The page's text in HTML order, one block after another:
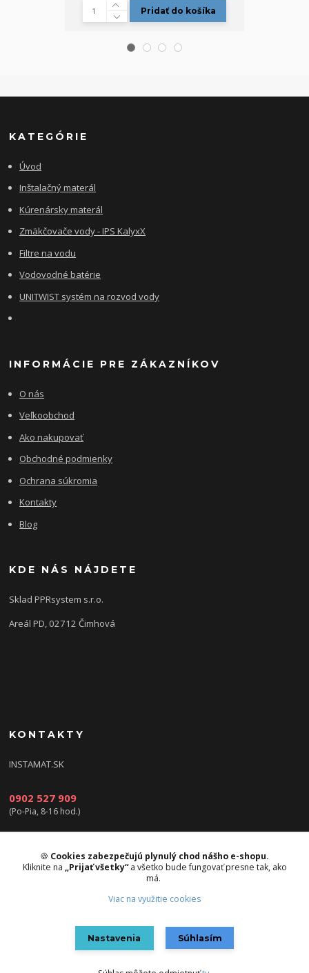
Pridať do košíka
KATEGÓRIE
Úvod
Inštalačný materál
Kúrenársky materál
Zmäkčovače vody - IPS KalyxX
Filtre na vodu
Vodovodné batérie
UNITWIST systém na rozvod vody
INFORMÁCIE PRE ZÁKAZNÍKOV
O nás
Veľkoobchod
Ako nakupovať
Obchodné podmienky
Ochrana súkromia
Kontakty
Blog
KDE NÁS NÁJDETE
Sklad PPRsystem s.r.o.
Areál PD, 02712 Čimhová
KONTAKTY
INSTAMAT.SK
0902 527 909
(Po-Pia, 8-16 hod.)
info@instamat.sk
🍪 Cookies zabezpečujú plynulý chod nášho e-shopu.
Kliknite na „Prijať všetky“a všetko bude fungovať presne tak, ako
má.
Viac na využitie cookies
Nastavenia Súhlasím